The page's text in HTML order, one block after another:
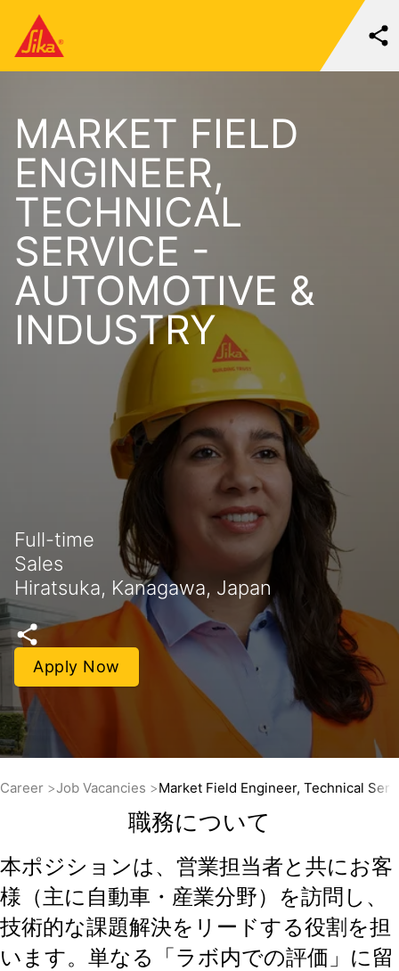
MARKET FIELD
ENGINEER,
TECHNICAL
SERVICE -
AUTOMOTIVE &
INDUSTRY
Full-time
Sales
Hiratsuka, Kanagawa, Japan
Apply Now
Career Job Vacancies Market Field Engineer, Technical
職務について
本ポジションは、営業担当者と共にお客
様（主に自動車・産業分野）を訪問し、
技術的な課題解決をリードする役割を担
います。単なる「ラボ内での評価」に留